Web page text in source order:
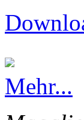
Mehr...